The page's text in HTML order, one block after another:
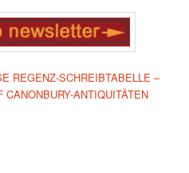
REGENZ-SCHREIBTABELLE –
ANTIQUITÄTEN